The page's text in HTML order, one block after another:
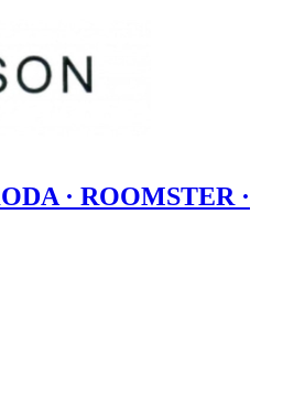
· ROOMSTER ·